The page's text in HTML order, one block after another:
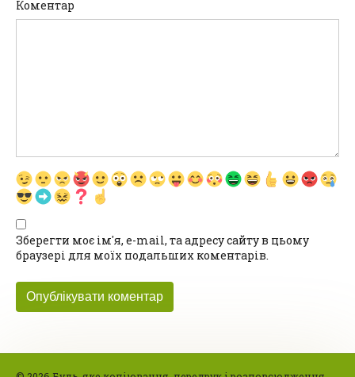
Коментар
Зберегти моє ім'я, e-mail, та адресу сайту в цьому
браузері для моїх подальших коментарів.